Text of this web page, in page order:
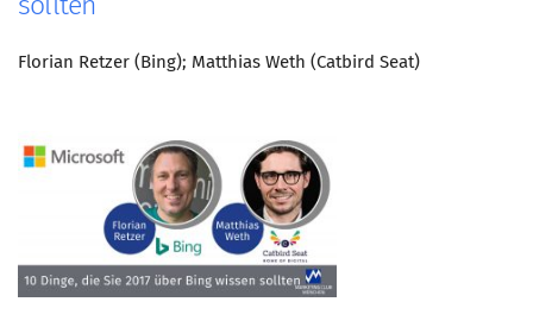
sollten
Florian Retzer (Bing); Matthias Weth (Catbird Seat)